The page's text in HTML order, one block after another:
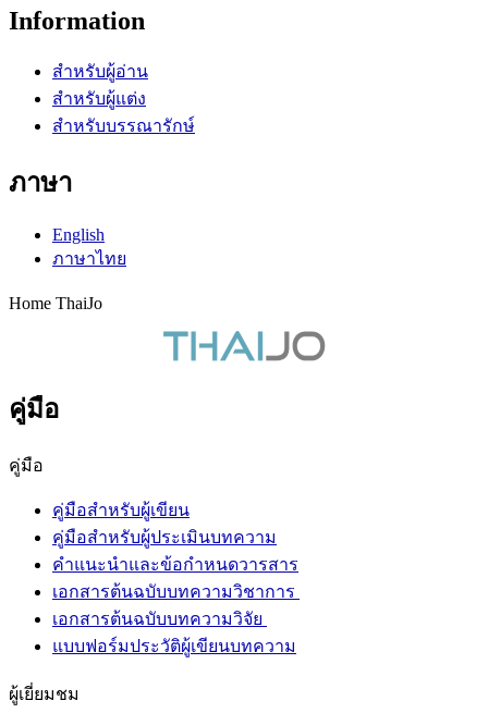
Information
สำหรับผู้อ่าน
สำหรับผู้แต่ง
สำหรับบรรณารักษ์
ภาษา
English
ภาษาไทย
Home ThaiJo
คู่มือ
คู่มือ
คู่มือสำหรับผู้เขียน
คู่มือสำหรับผู้ประเมินบทความ
คำแนะนำและข้อกำหนดวารสาร
เอกสารต้นฉบับบทความวิชาการ
เอกสารต้นฉบับบทความวิจัย
แบบฟอร์มประวัติผู้เขียนบทความ
ผู้เยี่ยมชม